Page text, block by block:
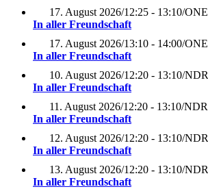
17. August 2026/12:25 - 13:10/ONE
In aller Freundschaft
17. August 2026/13:10 - 14:00/ONE
In aller Freundschaft
10. August 2026/12:20 - 13:10/NDR
In aller Freundschaft
11. August 2026/12:20 - 13:10/NDR
In aller Freundschaft
12. August 2026/12:20 - 13:10/NDR
In aller Freundschaft
13. August 2026/12:20 - 13:10/NDR
In aller Freundschaft